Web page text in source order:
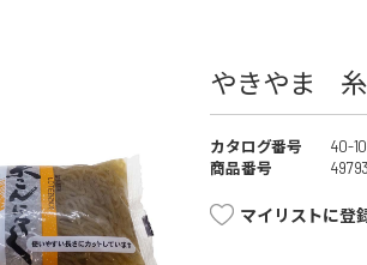
やきやま
カタログ番号
40-
商品番号
マイリストに登